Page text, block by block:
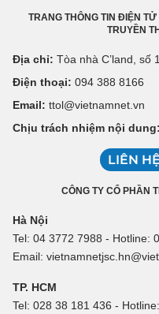
TRANG THÔNG TIN ĐIỆN
TRUYỀN
Địa chỉ: Tòa nhà C’land,
Điện thoại: 094 388 8166
Email: ttol@vietnamnet.vn
Chịu trách nhiệm nội dung:
LIÊN
CÔNG TY CỔ PHẦN
Hà Nội
Tel: 04 3772 7988 - Hotline:
Email:
TP. HCM
Tel: 028 38 181 436 -